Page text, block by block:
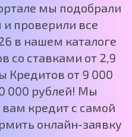
мы подобрали
проверили все
в нашем каталоге
со ставками от 2,9
Кредитов от 9 000
000 рублей! Мы
кредит с самой
онлайн-заявку